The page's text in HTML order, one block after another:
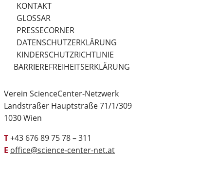
KONTAKT
GLOSSAR
PRESSECORNER
DATENSCHUTZERKLÄRUNG
KINDERSCHUTZRICHTLINIE
BARRIEREFREIHEITSERKLÄRUNG
Verein ScienceCenter-Netzwerk
Landstraßer Hauptstraße 71/1/309
1030 Wien
T+43 676 89 75 78 – 311
E office@science-center-net.at